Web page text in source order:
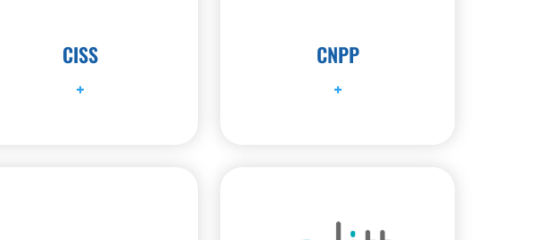
CISS
+
CNPP
+